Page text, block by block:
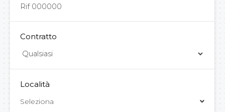
Contratto
Località
Seleziona